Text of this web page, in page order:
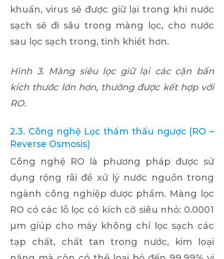
khuẩn, virus sẽ được giữ lại trong khi nước
sạch sẽ đi sâu trong màng lọc, cho nước
sau lọc sạch trong, tinh khiết hơn.
Hình 3. Màng siêu lọc giữ lại các cặn bẩn
kích thước lớn hơn, thường được kết hợp với
RO.
2.3. Công nghệ Lọc thẩm thấu ngược (RO –
Reverse Osmosis)
Công nghệ RO là phương pháp được sử
dụng rộng rãi để xử lý nước nguồn trong
ngành công nghiệp dược phẩm. Màng lọc
RO có các lỗ lọc có kích cỡ siêu nhỏ: 0.0001
µm giúp cho máy không chỉ lọc sạch các
tạp chất, chất tan trong nước, kim loại